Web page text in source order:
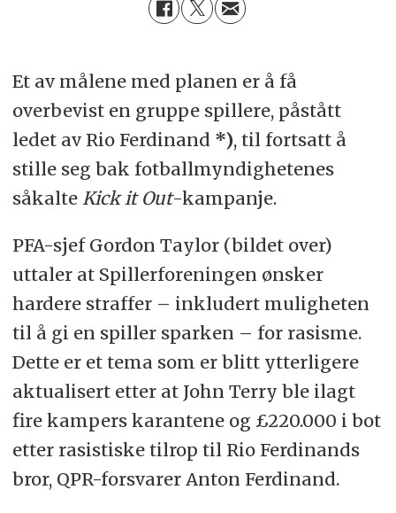
Et av målene med planen er å få
overbevist en gruppe spillere, påstått
ledet av Rio Ferdinand *), til fortsatt å
stille seg bak fotballmyndighetenes
såkalte Kick it Out-kampanje.
PFA-sjef Gordon Taylor (bildet over)
uttaler at Spillerforeningen ønsker
hardere straffer – inkludert muligheten
til å gi en spiller sparken – for rasisme.
Dette er et tema som er blitt ytterligere
aktualisert etter at John Terry ble ilagt
fire kampers karantene og £220.000 i bot
etter rasistiske tilrop til Rio Ferdinands
bror, QPR-forsvarer Anton Ferdinand.